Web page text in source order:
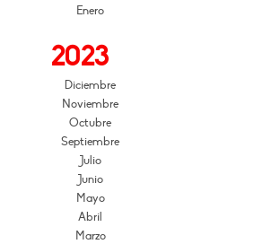
Enero
2023
Diciembre
Noviembre
Octubre
Septiembre
Julio
Junio
Mayo
Abril
Marzo